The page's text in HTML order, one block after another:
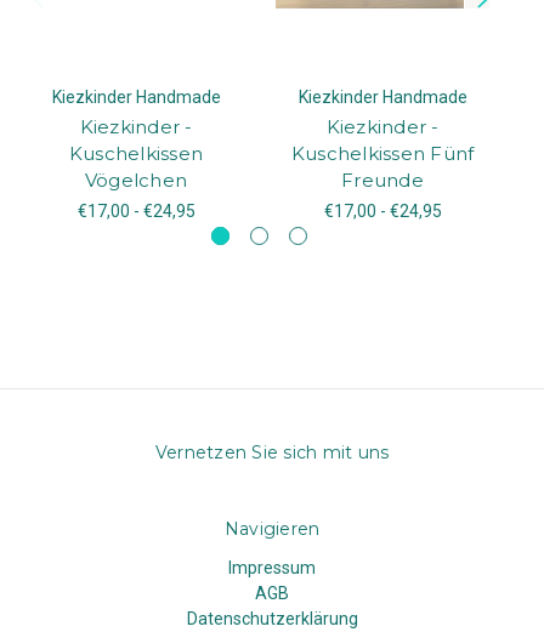
Kiezkinder Handmade
Kiezkinder -
Kuschelkissen
Vögelchen
€17,00 - €24,95
Kiezkinder Handmade
Kiezkinder -
Kuschelkissen Fünf
Freunde
€17,00 - €24,95
Vernetzen Sie sich mit uns
Navigieren
Impressum
AGB
Datenschutzerklärung